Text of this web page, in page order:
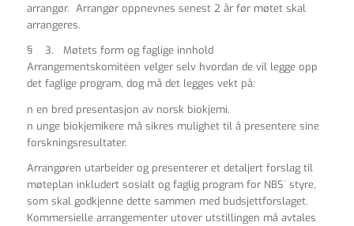
arrangør. Arrangør oppnevnes senest 2 år før møtet skal
arrangeres.
§ 3. Møtets form og faglige innhold
Arrangementskomitéen velger selv hvordan de vil legge opp
det faglige program, dog må det legges vekt på:
n en bred presentasjon av norsk biokjemi.
n unge biokjemikere må sikres mulighet til å presentere sine
forskningsresultater.
Arrangøren utarbeider og presenterer et detaljert forslag til
møteplan inkludert sosialt og faglig program for NBS´ styre,
som skal godkjenne dette sammen med budsjettforslaget.
Kommersielle arrangementer utover utstillingen må avtales